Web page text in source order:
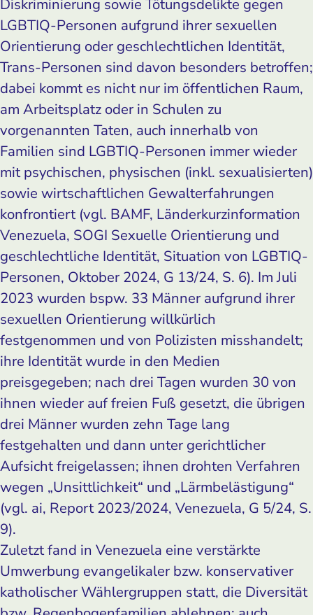
Diskriminierung sowie Tötungsdelikte gegen
LGBTIQ-Personen aufgrund ihrer sexuellen
Orientierung oder geschlechtlichen Identität,
Trans-Personen sind davon besonders betroffen;
dabei kommt es nicht nur im öffentlichen Raum,
am Arbeitsplatz oder in Schulen zu
vorgenannten Taten, auch innerhalb von
Familien sind LGBTIQ-Personen immer wieder
mit psychischen, physischen (inkl. sexualisierten)
sowie wirtschaftlichen Gewalterfahrungen
konfrontiert (vgl. BAMF, Länderkurzinformation
Venezuela, SOGI Sexuelle Orientierung und
geschlechtliche Identität, Situation von LGBTIQ-
Personen, Oktober 2024, G 13/24, S. 6). Im Juli
2023 wurden bspw. 33 Männer aufgrund ihrer
sexuellen Orientierung willkürlich
festgenommen und von Polizisten misshandelt;
ihre Identität wurde in den Medien
preisgegeben; nach drei Tagen wurden 30 von
ihnen wieder auf freien Fuß gesetzt, die übrigen
drei Männer wurden zehn Tage lang
festgehalten und dann unter gerichtlicher
Aufsicht freigelassen; ihnen drohten Verfahren
wegen „Unsittlichkeit“ und „Lärmbelästigung“
(vgl. ai, Report 2023/2024, Venezuela, G 5/24, S.
9).
Zuletzt fand in Venezuela eine verstärkte
Umwerbung evangelikaler bzw. konservativer
katholischer Wählergruppen statt, die Diversität